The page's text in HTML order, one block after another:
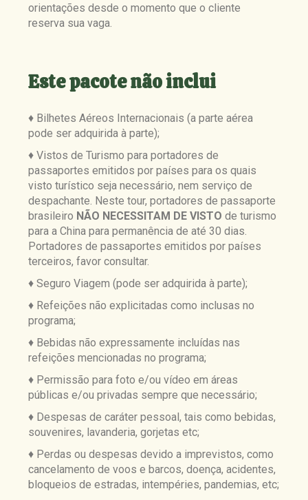
orientações desde o momento que o cliente
reserva sua vaga.
Este pacotenãoinclui
♦ Bilhetes Aéreos Internacionais (a parte aérea
pode ser adquirida à parte);
♦Vistos de Turismo para portadores de
passaportes emitidos por países para os quais
visto turístico seja necessário, nem serviço de
despachante. Neste tour, portadores de passaporte
brasileiro NÃO NECESSITAM DE VISTO de turismo
para a China para permanência de até 30 dias.
Portadores de passaportes emitidos por países
terceiros, favor consultar.
♦ Seguro Viagem (pode ser adquirida à parte);
♦ Refeições não explicitadas como inclusas no
programa;
♦ Bebidas não expressamente incluídas nas
refeições mencionadas no programa;
♦ Permissão para foto e/ou vídeo em áreas
públicas e/ou privadas sempre que necessário;
♦ Despesas de caráter pessoal, tais como bebidas,
souvenires, lavanderia, gorjetas etc;
♦ Perdas ou despesas devido a imprevistos, como
cancelamento de voos e barcos, doença, acidentes,
bloqueios de estradas, intempéries, pandemias, etc;